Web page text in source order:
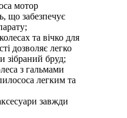
мотор
що забезпечує
та вічко для
дозволяє легко
зібраний бруд;
з гальмами
легким та
завжди